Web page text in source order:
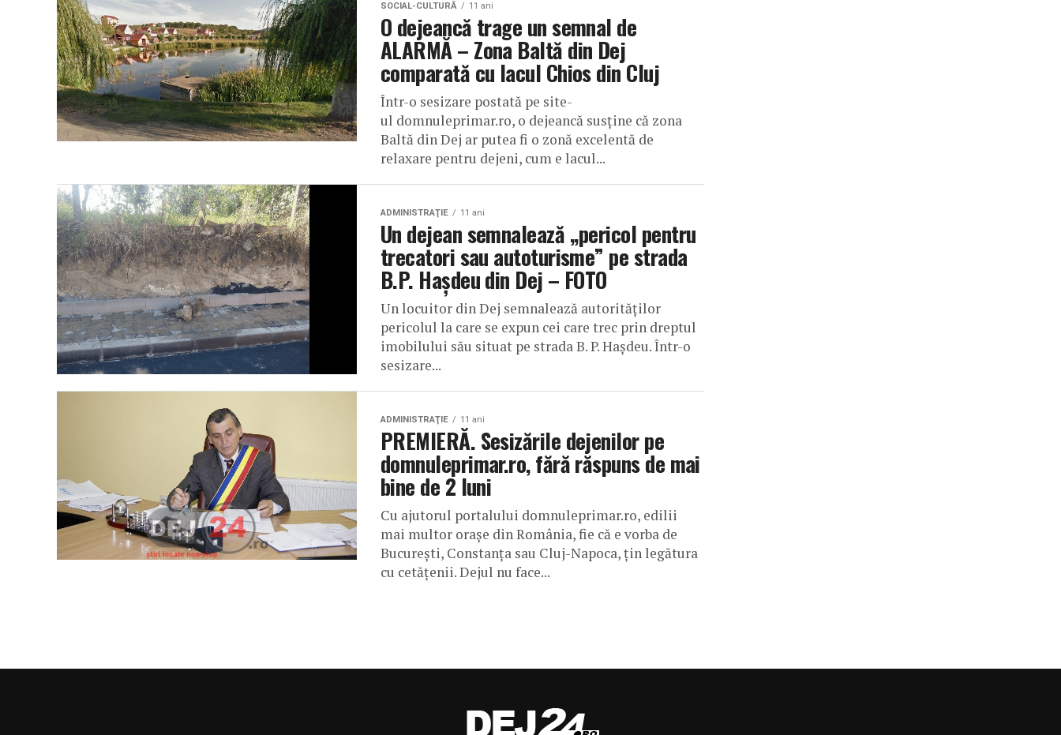
SOCIAL-CULTURĂ 11 ani
O dejeancă trage un semnal de
ALARMĂ – Zona Baltă din Dej
comparată cu lacul Chios din Cluj
Într-o sesizare postată pe site-
ul domnuleprimar.ro, o dejeancă susține că zona
Baltă din Dej ar putea fi o zonă excelentă de
relaxare pentru dejeni, cum e lacul...
ADMINISTRAŢIE 11 ani
Un dejean semnalează „pericol pentru
trecatori sau autoturisme” pe strada
B.P. Hașdeu din Dej – FOTO
Un locuitor din Dej semnalează autorităților
pericolul la care se expun cei care trec prin dreptul
imobilului său situat pe strada B. P. Hașdeu. Într-o
sesizare...
ADMINISTRAŢIE 11 ani
PREMIERĂ. Sesizările dejenilor pe
domnuleprimar.ro, fără răspuns de mai
bine de 2 luni
Cu ajutorul portalului domnuleprimar.ro, edilii
mai multor orașe din România, fie că e vorba de
București, Constanța sau Cluj-Napoca, țin legătura
cu cetățenii. Dejul nu face...